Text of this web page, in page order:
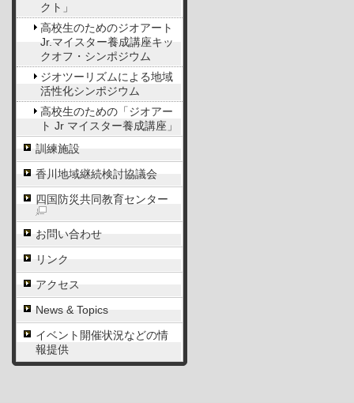
クト」
高校生のためのジオアート
Jr.マイスター養成講座キッ
クオフ・シンポジウム
ジオツーリズムによる地域
活性化シンポジウム
高校生のための「ジオアー
ト Jr マイスター養成講座」
訓練施設
香川地域継続検討協議会
四国防災共同教育センター
お問い合わせ
リンク
アクセス
News & Topics
イベント開催状況などの情
報提供